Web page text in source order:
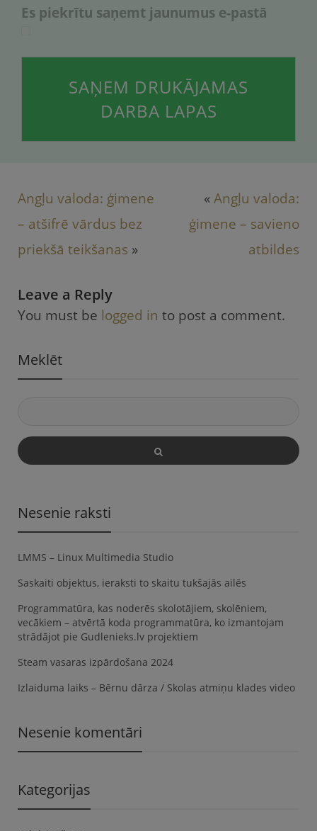
Es piekrītu saņemt jaunumus е-pastā
SAŅEM DRUKĀJAMAS
DARBA LAPAS
Angļu valoda: ģimene
– atšifrē vārdus bez
priekšā teikšanas »
«Angļu valoda:
ģimene – savieno
atbildes
Leave a Reply
You must be logged in to post a comment.
Meklēt
Nesenie raksti
LMMS – Linux Multimedia Studio
Saskaiti objektus, ieraksti to skaitu tukšajās ailēs
Programmatūra, kas noderēs skolotājiem, skolēniem,
vecākiem – atvērtā koda programmatūra, ko izmantojam
strādājot pie Gudlenieks.lv projektiem
Steam vasaras izpārdošana 2024
Izlaiduma laiks – Bērnu dārza / Skolas atmiņu klades video
Nesenie komentāri
Kategorijas